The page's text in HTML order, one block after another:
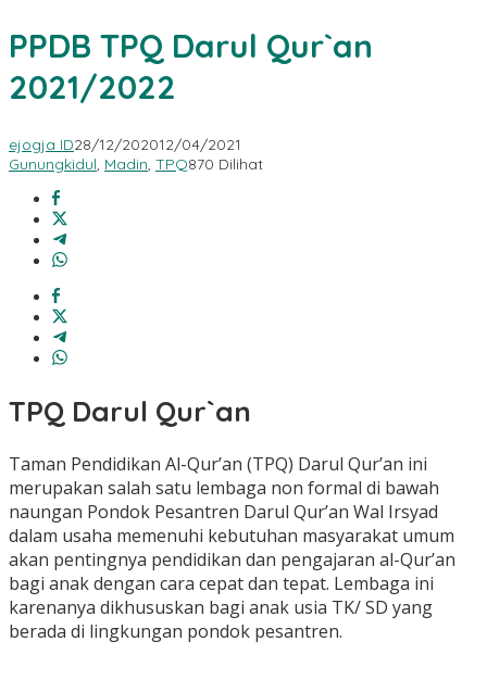
PPDB TPQ Darul Qur`an
2021/2022
ejogja ID28/12/202012/04/2021
Gunungkidul, Madin, TPQ870 Dilihat
TPQ Darul Qur`an
Taman Pendidikan Al-Qur’an (TPQ) Darul Qur’an ini
merupakan salah satu lembaga non formal di bawah
naungan Pondok Pesantren Darul Qur’an Wal Irsyad
dalam usaha memenuhi kebutuhan masyarakat umum
akan pentingnya pendidikan dan pengajaran al-Qur’an
bagi anak dengan cara cepat dan tepat. Lembaga ini
karenanya dikhususkan bagi anak usia TK/ SD yang
berada di lingkungan pondok pesantren.